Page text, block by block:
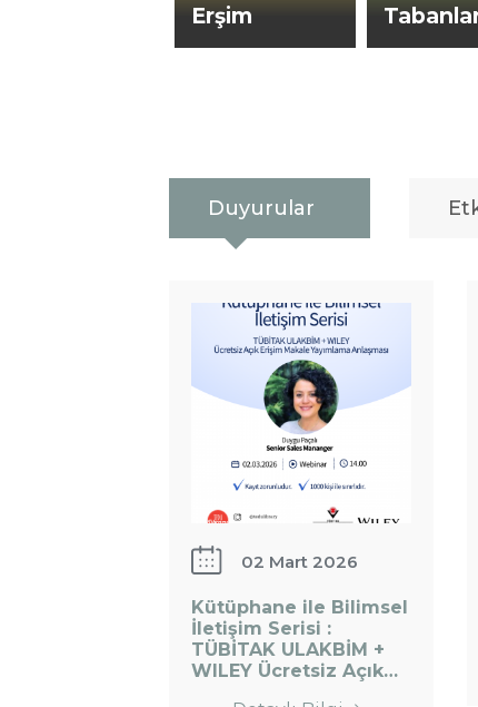
Erşim
Duyurular
Kütüphane
ile Bilimsel
İletişim
TÜBİTAK
ULAKBİM +
WILEY
Ücretsiz
02 Mart 2026
Kütüphane ile Bilimsel
İletişim Serisi :
TÜBİTAK ULAKBİM +
WILEY Ücretsiz Açık…
Kütüphane
ile Bilimsel
İletişim